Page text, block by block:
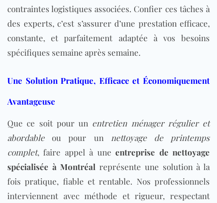
contraintes logistiques associées. Confier ces tâches à
des experts, c’est s’assurer d’une prestation efficace,
constante, et parfaitement adaptée à vos besoins
spécifiques semaine après semaine.
Une Solution Pratique, Efficace et Économiquement
Avantageuse
Que ce soit pour un entretien ménager régulier et
abordableou pour un
nettoyage de printemps
complet, faire appel à uneentreprise de nettoyage
spécialisée à Montréal représente une solution à la
fois pratique, fiable et rentable. Nos professionnels
interviennent avec méthode et rigueur, respectant